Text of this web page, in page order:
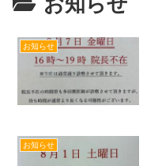
お知らせ
お知らせ